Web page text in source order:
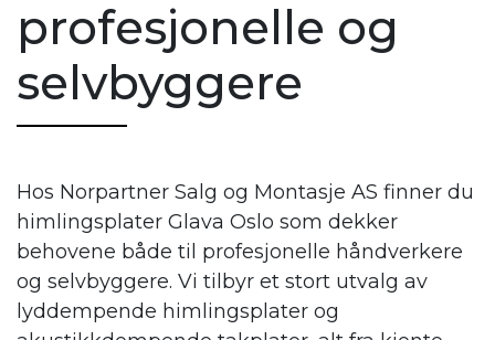
profesjonelle og
selvbyggere
Hos Norpartner Salg og Montasje AS finner du
himlingsplater Glava Oslo som dekker
behovene både til profesjonelle håndverkere
og selvbyggere. Vi tilbyr et stort utvalg av
lyddempende himlingsplater og